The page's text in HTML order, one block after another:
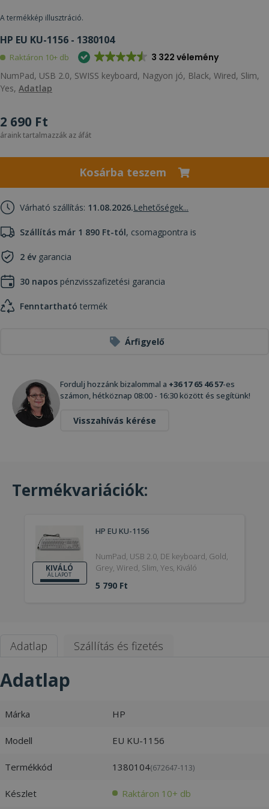
A termékkép illusztráció.
HP EU KU-1156 - 1380104
Raktáron 10+ db 3 322 vélemény
NumPad, USB 2.0, SWISS keyboard, Nagyon jó, Black, Wired, Slim,
Yes, Adatlap
2 690 Ft
áraink tartalmazzák az áfát
Kosárba teszem
Várható szállítás: 11.08.2026.Lehetőségek...
Szállítás már 1 890 Ft-tól, csomagpontra is
2 évgarancia
30 napos pénzvisszafizetési garancia
Fenntartható termék
Árfigyelő
Fordulj hozzánk bizalommal a +36 17 65 46 57-es
számon, hétköznap 08:00 - 16:30 között és segítünk!
Visszahívás kérése
Termékvariációk:
KIVÁLÓ
ÁLLAPOT
HP EU KU-1156
NumPad, USB 2.0, DE keyboard, Gold,
Grey, Wired, Slim, Yes, Kiváló
5 790 Ft
Adatlap Szállítás és fizetés
Adatlap
Márka HP
Modell EU KU-1156
Termékkód 1380104(672647-113)
Készlet Raktáron 10+ db